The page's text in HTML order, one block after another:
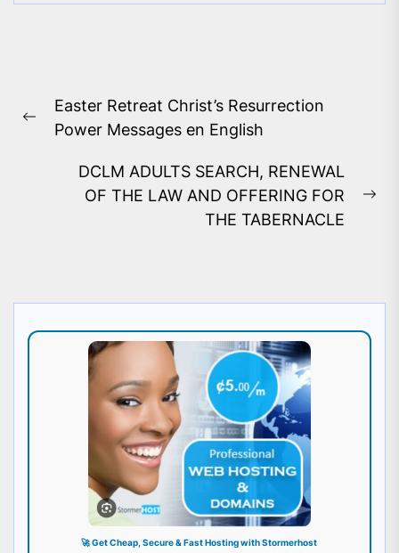
navigation
Previous
Easter Retreat Christ’s Resurrection
Power Messages en English
DCLM ADULTS SEARCH, RENEWAL
OF THE LAW AND OFFERING FOR
THE TABERNACLE
🚀 Get Cheap, Secure & Fast Hosting with Stormerhost